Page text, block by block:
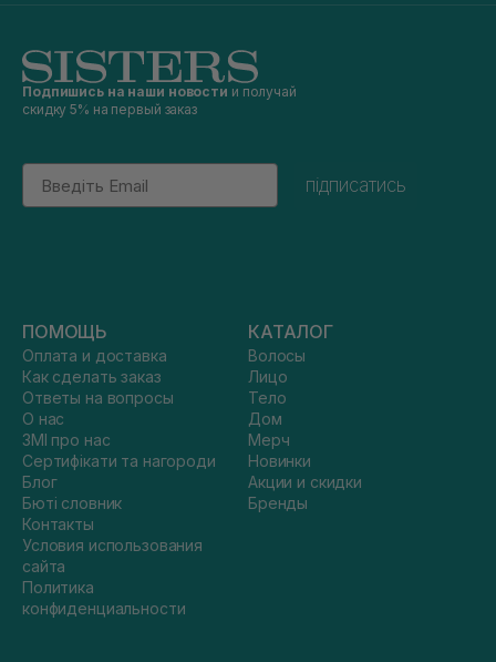
Подпишись на наши новости и получай
скидку 5% на первый заказ
Email
підписатись
ПОМОЩЬ
Оплата и доставка
Как сделать заказ
Ответы на вопросы
О нас
ЗМІ про нас
Сертифікати та нагороди
Блог
Бюті словник
Контакты
Условия использования
сайта
Политика
конфиденциальности
КАТАЛОГ
Волосы
Лицо
Тело
Дом
Мерч
Новинки
Акции и скидки
Бренды